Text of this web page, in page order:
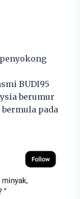
BUDI95
berumur
pada